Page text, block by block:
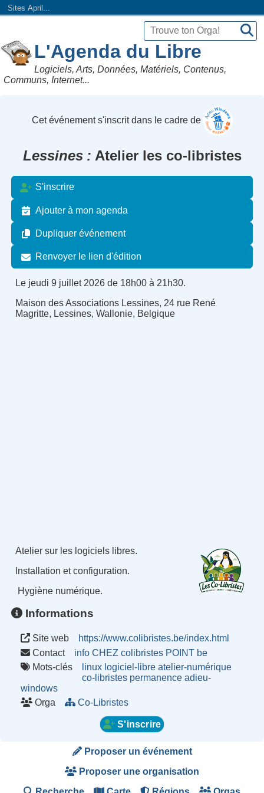
Sites April...
L'Agenda du Libre
Logiciels, Arts, Données, Matériels, Contenus,
Communs, Internet...
Cet événement s'inscrit dans le cadre de
Lessines Atelier les co-libristes
S'inscrire
Ajouter à mon agenda
Dupliquer événement
Renvoyer le lien d'édition
Le jeudi 9 juillet 2026 de 18h00 à 21h30.
Maison des Associations Lessines, 24 rue René
Magritte, Lessines, Wallonie, Belgique
Atelier sur les logiciels libres.
Installation et configuration.
Hygiène numérique.
Informations
Site web
https://www.colibristes.be/index.html
Contact
info CHEZ colibristes POINT be
Mots-clés
linux logiciel-libre atelier-numérique
co-libristes permanence adieu-
windows
Orga
Co-Libristes
S'inscrire
Proposer un événement
Proposer une organisation